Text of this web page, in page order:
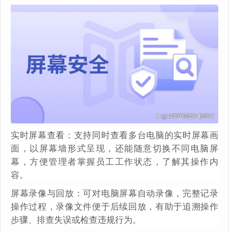
实时屏幕查看：支持同时查看多台电脑的实时屏幕画
面，以屏幕墙形式呈现，还能随意切换不同电脑屏
幕，方便管理者掌握员工工作状态，了解其操作内
容。
屏幕录像与回放：可对电脑屏幕自动录像，完整记录
操作过程，录像文件便于后续回放，有助于追溯操作
步骤、排查失误或检查违规行为。